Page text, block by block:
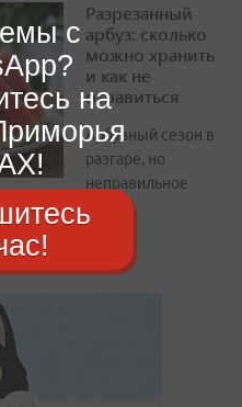
Разрезанный
арбуз: сколько
можно хранить
и как не
отравиться
Арбузный сезон в
разгаре, но
неправильное
быть опасным
с
на